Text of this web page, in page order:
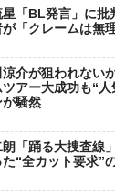
星「BL発言」に批
が「クレームは無
涼介が狙われな
ツアー大成功も“
が騒然
「踊る大捜査線
た“全カット要求”